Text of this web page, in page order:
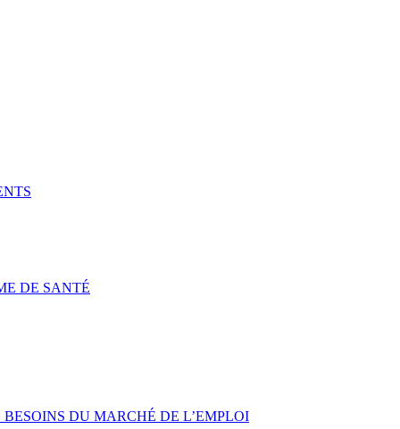
DE SANTÉ
DU MARCHÉ DE L’EMPLOI